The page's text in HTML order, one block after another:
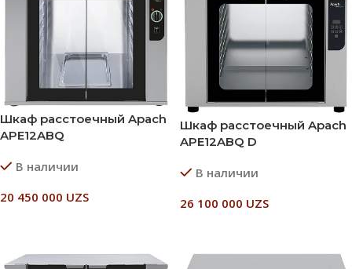
Шкаф расстоечный Apach
APE12ABQ
В наличии
20 450 000 UZS
Шкаф расстоечный Apach
APE12ABQ D
В наличии
26 100 000 UZS